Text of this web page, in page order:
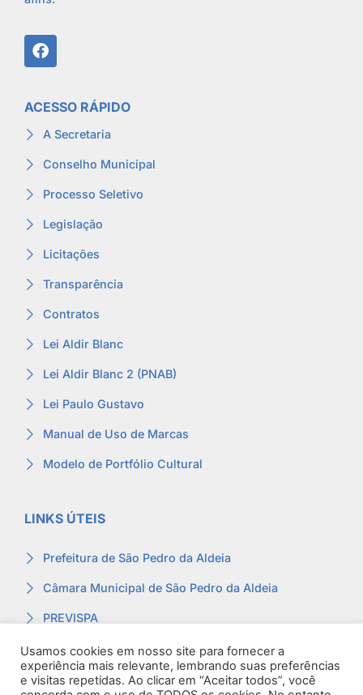
ACESSO RÁPIDO
A Secretaria
Conselho Municipal
Processo Seletivo
Legislação
Licitações
Transparência
Contratos
Lei Aldir Blanc
Lei Aldir Blanc 2 (PNAB)
Lei Paulo Gustavo
Manual de Uso de Marcas
Modelo de Portfólio Cultural
LINKS ÚTEIS
Prefeitura de São Pedro da Aldeia
Câmara Municipal de São Pedro da Aldeia
PREVISPA
Ouvidoria
Contracheque
Usamos cookies em nosso site para fornecer a
experiência mais relevante, lembrando suas preferências
e visitas repetidas. Ao clicar em “Aceitar todos”, você